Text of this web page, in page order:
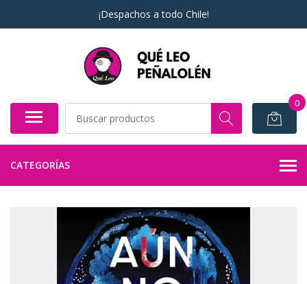
¡Despachos a todo Chile!
0
CATEGORÍAS